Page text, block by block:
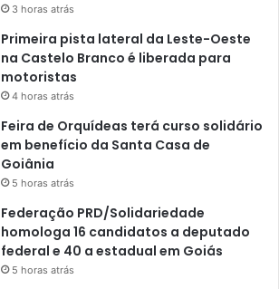
3 horas atrás
Primeira pista lateral da Leste-Oeste
na Castelo Branco é liberada para
motoristas
4 horas atrás
Feira de Orquídeas terá curso solidário
em benefício da Santa Casa de
Goiânia
5 horas atrás
Federação PRD/Solidariedade
homologa 16 candidatos a deputado
federal e 40 a estadual em Goiás
5 horas atrás